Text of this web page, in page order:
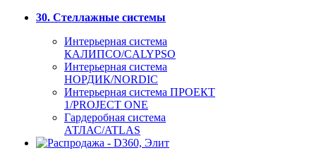
30. Стеллажные системы
Интерьерная система
КАЛИПСО/CALYPSO
Интерьерная система
НОРДИК/NORDIC
Интерьерная система ПРОЕКТ
1/PROJECT ONE
Гардеробная система
АТЛАС/ATLAS